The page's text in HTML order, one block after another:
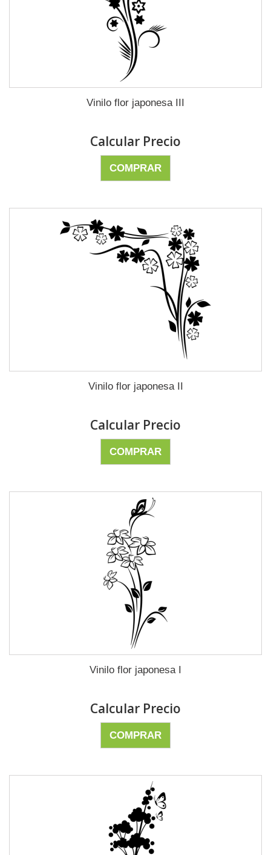
Vinilo flor japonesa III
Calcular Precio
COMPRAR
Vinilo flor japonesa II
Calcular Precio
COMPRAR
Vinilo flor japonesa I
Calcular Precio
COMPRAR